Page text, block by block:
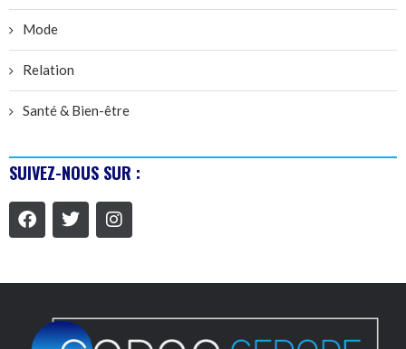
Mode
Relation
Santé & Bien-être
SUIVEZ-NOUS SUR :